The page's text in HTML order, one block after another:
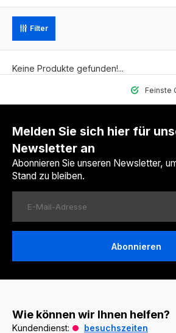
Filter
Keine Produkte gefunden!...
Feinste Qualität
Melden Sie sich hier für
Newsletter an
Abonnieren Sie unseren Newsletter,
Stand zu bleiben.
Abonnieren
Wie können wir Ihnen helfen?
Kundendienst:
besuchszeiten